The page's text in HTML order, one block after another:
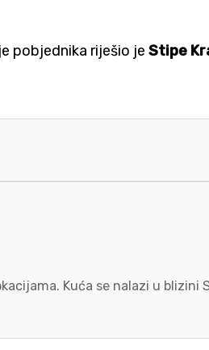
pobjednika riješio je Stipe
Kuća se nalazi u blizini